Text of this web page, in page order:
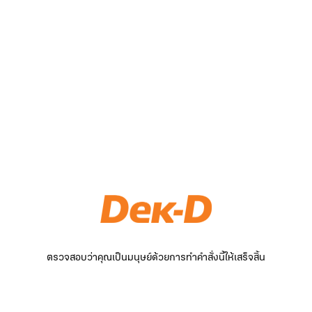
ตรวจสอบว่าคุณเป็นมนุษย์ด้วยการทำคำสั่งนี้ให้เสร็จสิ้น